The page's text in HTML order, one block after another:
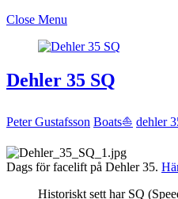
Close Menu
Dehler 35 SQ
Peter Gustafsson Boats⛵️ dehler
Dags för facelift på Dehler 35.
Historiskt sett har SQ